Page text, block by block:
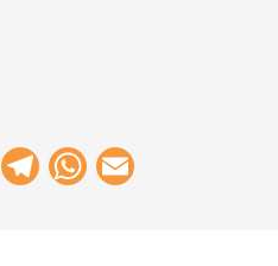
Facebook
Telegram
WhatsApp